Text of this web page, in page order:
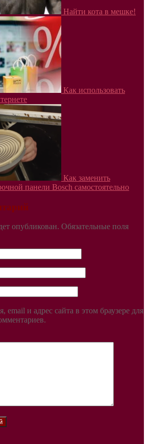
Найти кота в мешке!
Как использовать
Как заменить
панели Bosch самостоятельно
опубликован. Обязательные поля
email и адрес сайта в этом браузере для